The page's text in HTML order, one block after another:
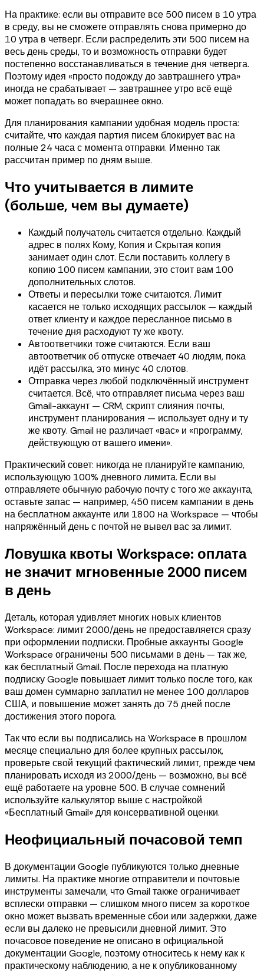
На практике: если вы отправите все 500 писем в 10 утра
в среду, вы не сможете отправлять снова примерно до
10 утра в четверг. Если распределить эти 500 писем на
весь день среды, то и возможность отправки будет
постепенно восстанавливаться в течение дня четверга.
Поэтому идея «просто подожду до завтрашнего утра»
иногда не срабатывает — завтрашнее утро всё ещё
может попадать во вчерашнее окно.
Для планирования кампании удобная модель проста:
считайте, что каждая партия писем блокирует вас на
полные 24 часа с момента отправки. Именно так
рассчитан пример по дням выше.
Что учитывается в лимите
(больше, чем вы думаете)
Каждый получатель считается отдельно. Каждый
адрес в полях Кому, Копия и Скрытая копия
занимает один слот. Если поставить коллегу в
копию 100 писем кампании, это стоит вам 100
дополнительных слотов.
Ответы и пересылки тоже считаются. Лимит
касается не только исходящих рассылок — каждый
ответ клиенту и каждое пересланное письмо в
течение дня расходуют ту же квоту.
Автоответчики тоже считаются. Если ваш
автоответчик об отпуске отвечает 40 людям, пока
идёт рассылка, это минус 40 слотов.
Отправка через любой подключённый инструмент
считается. Всё, что отправляет письма через ваш
Gmail-аккаунт — CRM, скрипт слияния почты,
инструмент планирования — использует одну и ту
же квоту. Gmail не различает «вас» и «программу,
действующую от вашего имени».
Практический совет: никогда не планируйте кампанию,
использующую 100% дневного лимита. Если вы
отправляете обычную рабочую почту с того же аккаунта,
оставьте запас — например, 450 писем кампании в день
на бесплатном аккаунте или 1800 на Workspace — чтобы
напряжённый день с почтой не вывел вас за лимит.
Ловушка квоты Workspace: оплата
не значит мгновенные 2000 писем
в день
Деталь, которая удивляет многих новых клиентов
Workspace: лимит 2000/день не предоставляется сразу
при оформлении подписки. Пробные аккаунты Google
Workspace ограничены 500 письмами в день — так же,
как бесплатный Gmail. После перехода на платную
подписку Google повышает лимит только после того, как
ваш домен суммарно заплатил не менее 100 долларов
США, и повышение может занять до 75 дней после
достижения этого порога.
Так что если вы подписались на Workspace в прошлом
месяце специально для более крупных рассылок,
проверьте свой текущий фактический лимит, прежде чем
планировать исходя из 2000/день — возможно, вы всё
ещё работаете на уровне 500. В случае сомнений
используйте калькулятор выше с настройкой
«Бесплатный Gmail» для консервативной оценки.
Неофициальный почасовой темп
В документации Google публикуются только дневные
лимиты. На практике многие отправители и почтовые
инструменты замечали, что Gmail также ограничивает
всплески отправки — слишком много писем за короткое
окно может вызвать временные сбои или задержки, даже
если вы далеко не превысили дневной лимит. Это
почасовое поведение не описано в официальной
документации Google, поэтому относитесь к нему как к
практическому наблюдению, а не к опубликованному